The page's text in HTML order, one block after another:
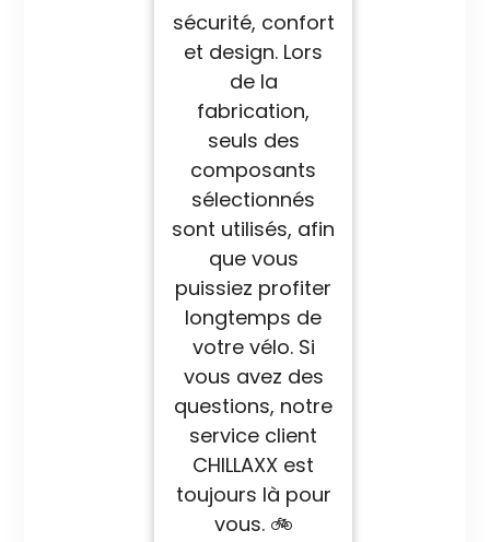
sécurité, confort
et design. Lors
de la
fabrication,
seuls des
composants
sélectionnés
sont utilisés, afin
que vous
puissiez profiter
longtemps de
votre vélo. Si
vous avez des
questions, notre
service client
CHILLAXX est
toujours là pour
vous. 🚲